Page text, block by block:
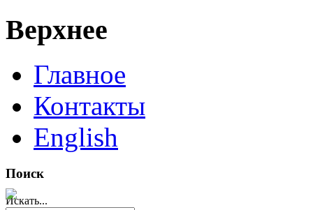
Верхнее
Главное
Контакты
English
Поиск
Искать...